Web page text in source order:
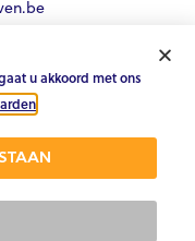
 
op google
u akkoord met ons